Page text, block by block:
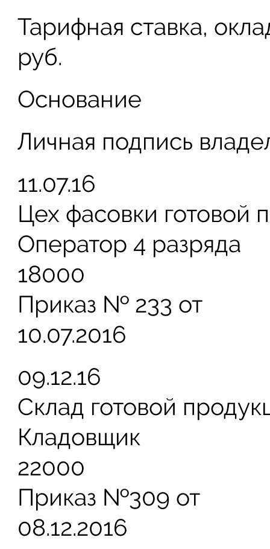
Тарифная ставка,
руб.
Основание
Личная подпись
11.07.16
Цех фасовки готовой
Оператор 4 разряда
18000
Приказ № 233 от
10.07.2016
09.12.16
Склад готовой
Кладовщик
22000
Приказ №309 от
08.12.2016